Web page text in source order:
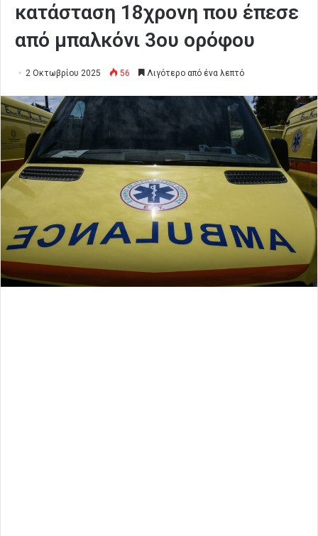
κατάσταση 18χρονη που έπεσε
από μπαλκόνι 3ου ορόφου
2 Οκτωβρίου 2025 56 Λιγότερο από ένα λεπτό